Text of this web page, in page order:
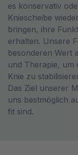
es konservativ
Kniescheibe
bringen, ihre
erhalten. Unsere
besonderen Wert
und Therapie, um
Knie zu
Das Ziel unserer
uns bestmöglich
fit sind.